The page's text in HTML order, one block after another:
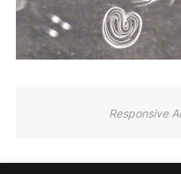
Responsive